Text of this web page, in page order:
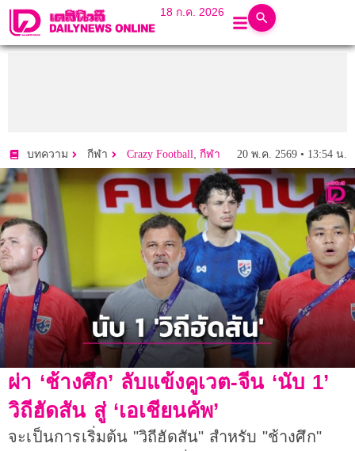
18 ก.ค. 2026
บทความ กีฬา Crazy Football, กีฬา 20 พ.ค. 2569 • 13:54 น.
ผ่า ‘ช้างศึก’ ลับแข้งคูเวต-จีน ‘นับ 1’
วิถีฮัดสัน สู่ ‘เอเชียนคัพ’
จะเป็นการเริ่มต้น "วิถีฮัดสัน" สำหรับ "ช้างศึก"